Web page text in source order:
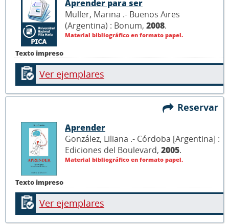
Texto impreso
Aprender para ser
Müller, Marina .- Buenos Aires
(Argentina) : Bonum, 2008.
Material bibliográfico en formato papel.
Ver ejemplares
Reservar
Texto impreso
Aprender
González, Liliana .- Córdoba [Argentina] :
Ediciones del Boulevard, 2005.
Material bibliográfico en formato papel.
Ver ejemplares